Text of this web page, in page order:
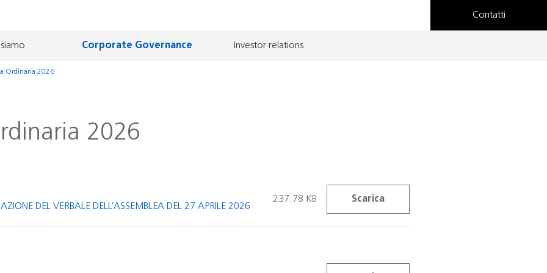
Contatti
Corporate Governance
Investor relations
per incorporazione
Ordinaria 2026
2026
DEL VERBALE DELL’ASSEMBLEA DEL 27 APRILE 2026
237.78 KB Scarica